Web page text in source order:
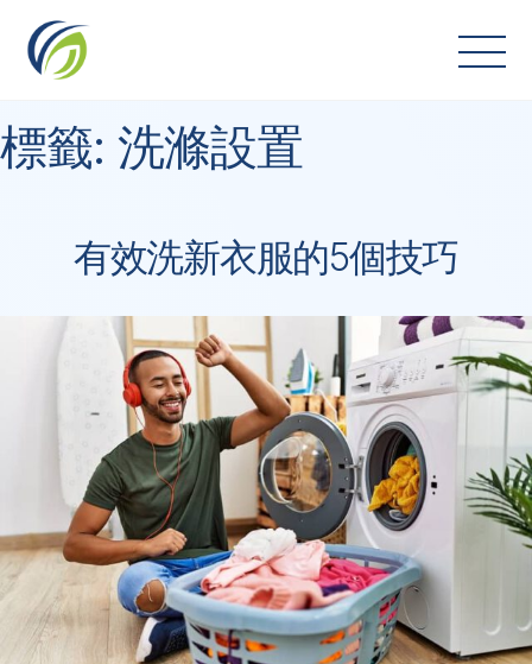
content
標籤: 洗滌設置
有效洗新衣服的5個技巧